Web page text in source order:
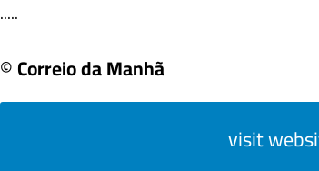
.....
© Correio da Manhã
visit